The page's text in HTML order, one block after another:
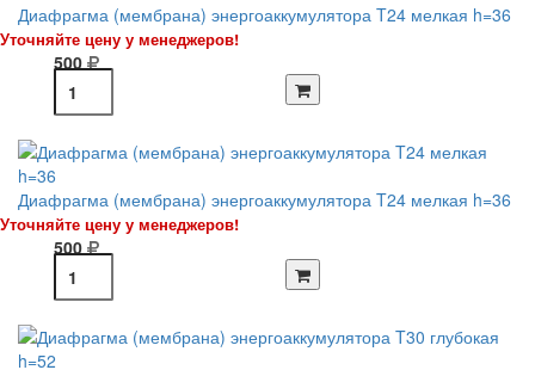
Диафрагма (мембрана) энергоаккумулятора T24 мелкая h=36
Уточняйте цену у менеджеров!
500
Диафрагма (мембрана) энергоаккумулятора T24 мелкая h=36
Уточняйте цену у менеджеров!
500